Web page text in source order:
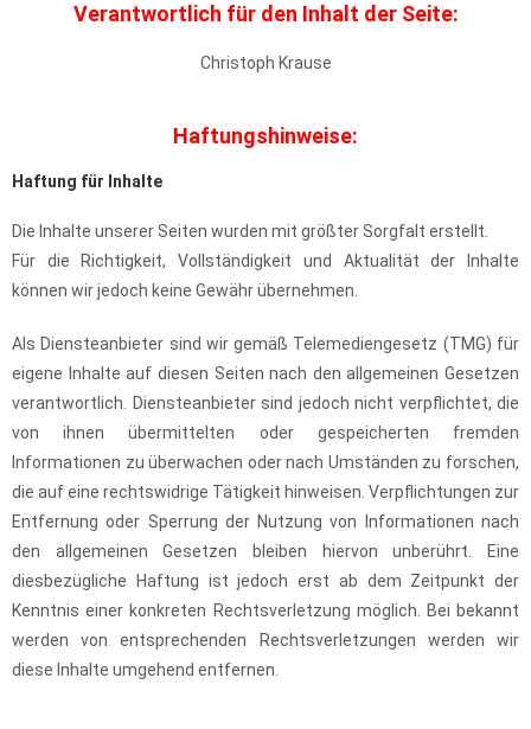
Verantwortlich für den Inhalt der Seite:
Christoph Krause
Haftungshinweise:
Haftung für Inhalte
Die Inhalte unserer Seiten wurden mit größter Sorgfalt erstellt.
Für die Richtigkeit, Vollständigkeit und Aktualität der Inhalte
können wir jedoch keine Gewähr übernehmen.
Als Diensteanbieter sind wir gemäß Telemediengesetz (TMG) für
eigene Inhalte auf diesen Seiten nach den allgemeinen Gesetzen
verantwortlich. Diensteanbieter sind jedoch nicht verpflichtet, die
von ihnen übermittelten oder gespeicherten fremden
Informationen zu überwachen oder nach Umständen zu forschen,
die auf eine rechtswidrige Tätigkeit hinweisen. Verpflichtungen zur
Entfernung oder Sperrung der Nutzung von Informationen nach
den allgemeinen Gesetzen bleiben hiervon unberührt. Eine
diesbezügliche Haftung ist jedoch erst ab dem Zeitpunkt der
Kenntnis einer konkreten Rechtsverletzung möglich. Bei bekannt
werden von entsprechenden Rechtsverletzungen werden wir
diese Inhalte umgehend entfernen.